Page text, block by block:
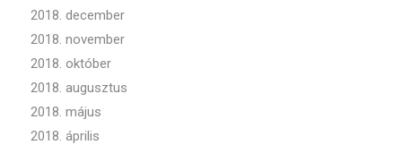
2018. december
2018. november
2018. október
2018. augusztus
2018. május
2018. április